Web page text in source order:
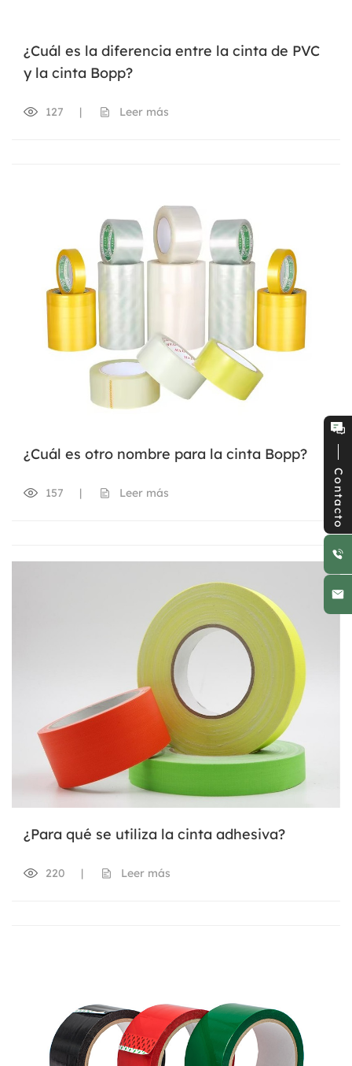
¿Cuál es la diferencia entre la cinta de PVC
y la cinta Bopp?
127 | Leer más
¿Cuál es otro nombre para la cinta Bopp?
157 | Leer más
¿Para qué se utiliza la cinta adhesiva?
220 | Leer más
Contacto